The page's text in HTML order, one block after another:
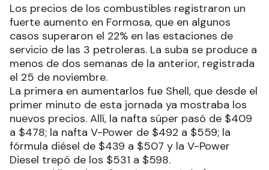
Los precios de los combustibles registraron un
fuerte aumento en Formosa, que en algunos
casos superaron el 22% en las estaciones de
servicio de las 3 petroleras. La suba se produce a
menos de dos semanas de la anterior, registrada
el 25 de noviembre.
La primera en aumentarlos fue Shell, que desde el
primer minuto de esta jornada ya mostraba los
nuevos precios. Allí, la nafta súper pasó de $409
a $478; la nafta V-Power de $492 a $559; la
fórmula diésel de $439 a $507 y la V-Power
Diesel trepó de los $531 a $598.